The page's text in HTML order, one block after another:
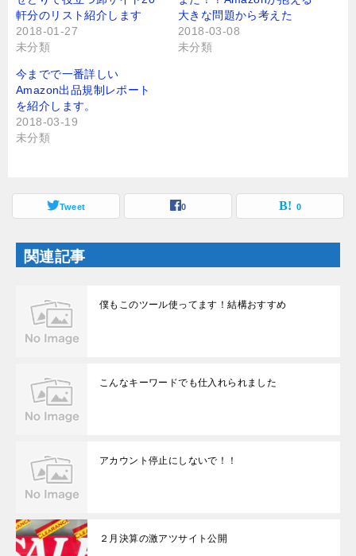
t
e
r
で
共
(
新
し
い
ウ
ィ
ン
ド
ま
有
す
る
に
リ
ッ
ク
し
て
く
い
ウ
ィ
ウ
で
開
)
軒分のリスト紹介します
2018-01-27
未分類
大きな問題から考えた
2018-03-08
未分類
今までで一番詳しい
Amazon出品規制レポート
を紹介します。
2018-03-19
未分類
Tweet 0 0
関連記事
僕もこのツール使ってます！結構おすすめ
こんなキーワードでも仕入れられました
アカウント停止にしないで！！
２月決算の激アツサイト公開